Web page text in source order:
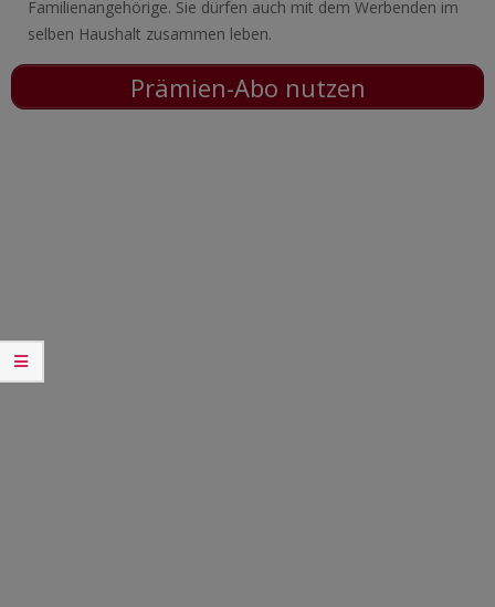
Familienangehörige. Sie dürfen auch mit dem Werbenden im
selben Haushalt zusammen leben.
Prämien-Abo nutzen